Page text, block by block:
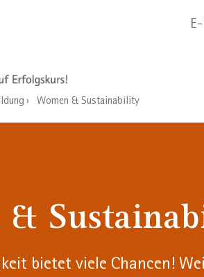
Women & Sustainability
&
bietet viele Chancen!